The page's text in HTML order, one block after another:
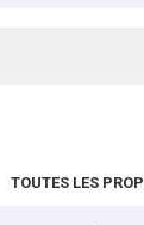
TOUTES LES